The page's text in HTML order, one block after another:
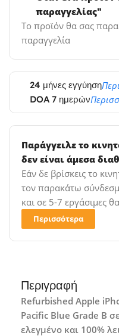
παραγγελίας"
Το προϊόν θα σας
παραγγελία
24 μήνες εγγύηση
DOA 7 ημερών
Παράγγειλε το
δεν είναι άμεσα
Εάν δε βρίσκεις το
τον παρακάτω
και σε 5-7 εργάσιμες
Περισσότερα
Περιγραφή
Refurbished Apple
Pacific Blue Grade B
ελεγμένο και 100%